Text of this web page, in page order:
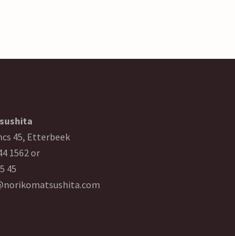
45, Etterbeek
1562 or
45